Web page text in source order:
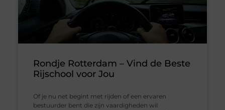
Rondje Rotterdam – Vind de Beste
Rijschool voor Jou
Of je nu net begint met rijden of een ervaren
bestuurder bent die zijn vaardigheden wil